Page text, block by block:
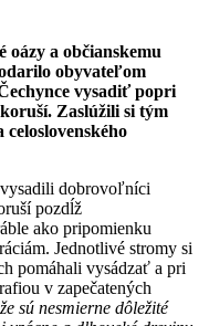
a občianskemu
obyvateľom
vysadiť popri
Zaslúžili si tým
dobrovoľníci
pozdĺž
ako pripomienku
Jednotlivé stromy si
pomáhali vysádzať a pri
v zapečatených
sú nesmierne dôležité